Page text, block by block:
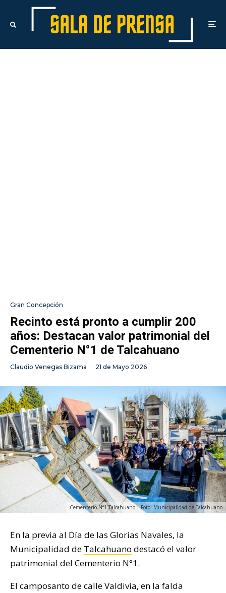
Gran Concepción
Recinto está pronto a cumplir 200
años: Destacan valor patrimonial del
Cementerio N°1 de Talcahuano
Claudio Venegas Bizama · 21 de Mayo 2026
Cementerio N°1 Talcahuano | Foto: Municipalidad de Talcahuano
En la previa al Día de las Glorias Navales, la
Municipalidad de Talcahuano destacó el valor
patrimonial del Cementerio N°1.
El camposanto de calle Valdivia, en la falda